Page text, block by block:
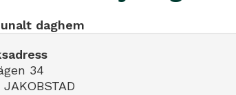
daghem
34